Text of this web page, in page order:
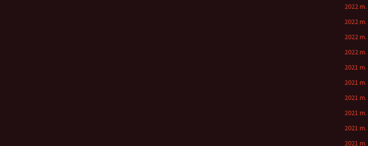
2022
2022
2022
2022
2021
2021
2021
2021
2021
2021